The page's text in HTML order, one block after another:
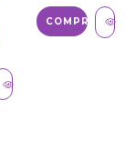
COMPRAR